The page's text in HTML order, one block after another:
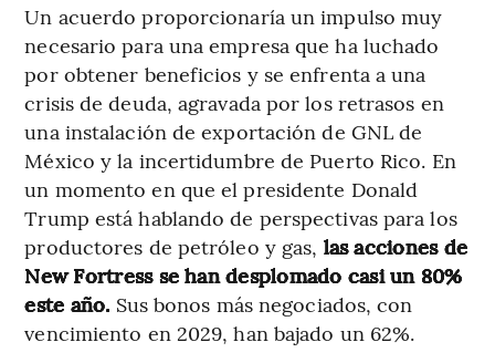
Un acuerdo proporcionaría un impulso muy
necesario para una empresa que ha luchado
por obtener beneficios y se enfrenta a una
crisis de deuda, agravada por los retrasos en
una instalación de exportación de GNL de
México y la incertidumbre de Puerto Rico. En
un momento en que el presidente Donald
Trump está hablando de perspectivas para los
productores de petróleo y gas, las acciones de
New Fortress se han desplomado casi un 80%
este año. Sus bonos más negociados, con
vencimiento en 2029, han bajado un 62%.